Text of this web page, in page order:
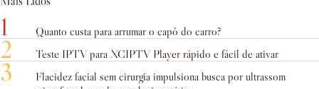
1 Quanto custa para arrumar o capô do carro?
2 Teste IPTV para XCIPTV Player rápido e fácil de ativar
3
Flacidez facial sem cirurgia impulsiona busca por ultrassom